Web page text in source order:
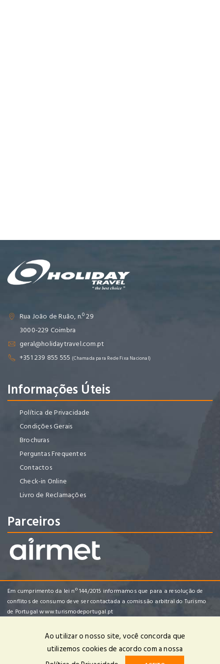
Rua João de Ruão, n.º 29
3000-229 Coimbra
geral@holidaytravel.com.pt
+351 239 855 555 (Chamada para Rede Fixa Nacional)
Informações Úteis
Política de Privacidade
Condições Gerais
Brochuras
Perguntas Frequentes
Contactos
Check-in Online
Livro de Reclamações
Parceiros
Em cumprimento da lei nº 144/2015 informamos que para a resolução de
conflitos de consumo deve ser contactada a comissão arbitral do Turismo
de Portugalwww.turismodeportugal.pt
Enredo Tropical Viagens e Turismo, Lda | RNAVT 4482 | © 2025 Todos
Ao utilizar o nosso site, você concorda que
utilizemos cookies de acordo com a nossa